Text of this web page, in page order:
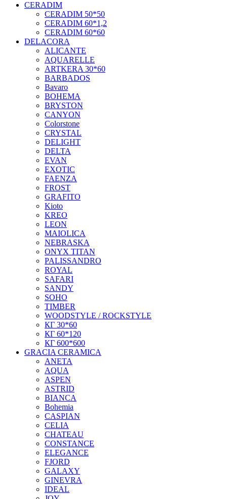
CERADIM
CERADIM 50*50
CERADIM 60*1,2
CERADIM 60*60
DELACORA
ALICANTE
AQUARELLE
ARTKERA 30*60
BARBADOS
Bavaro
BOHEMA
BRYSTON
CANYON
Colorstone
CRYSTAL
DELIGHT
DELTA
EVAN
EXOTIC
FAENZA
FROST
GRAFITO
Kioto
KREO
LEON
MAIOLICA
NEBRASKA
ONYX TITAN
PALISSANDRO
ROYAL
SAFARI
SANDY
SOHO
TIMBER
WOODSTYLE / ROCKSTYLE
КГ 30*60
КГ 60*120
КГ 600*600
GRACIA CERAMICA
ANETA
AQUA
ASPEN
ASTRID
BIANCA
Bohemia
CASPIAN
CELIA
CHATEAU
CONSTANCE
ELEGANCE
FJORD
GALAXY
GINEVRA
IDEAL